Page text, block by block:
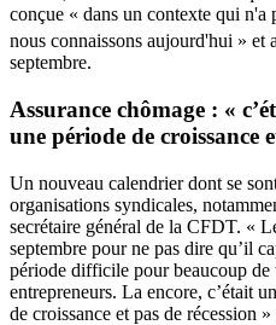
conçue « dans un contexte qui
nous connaissons aujourd'hui » et
septembre.
Assurance chômage : «
une période de croissance
Un nouveau calendrier dont se
organisations syndicales,
secrétaire général de la CFDT. «
septembre pour ne pas dire qu’il
période difficile pour beaucoup de
entrepreneurs. La encore, c’était
de croissance et pas de récession